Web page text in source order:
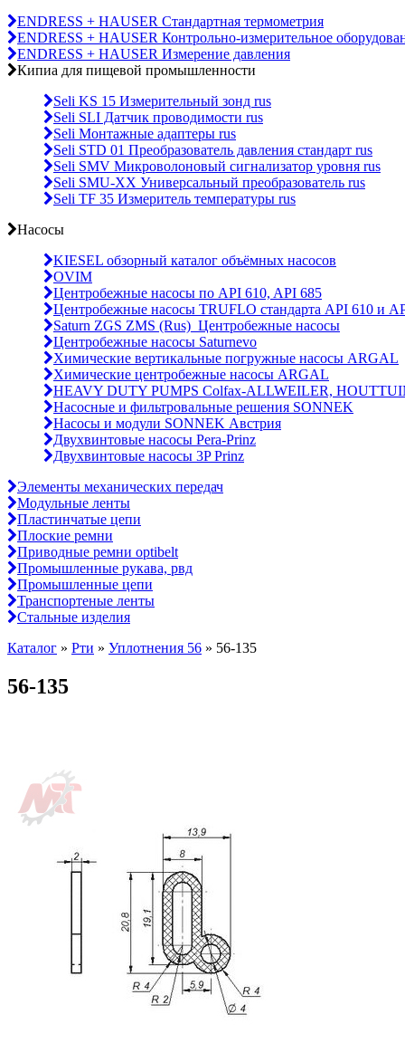
ENDRESS + HAUSER Стандартная термометрия
ENDRESS + HAUSER Контрольно-измерительное
ENDRESS + HAUSER Измерение давления
Кипиа для пищевой промышленности
Seli KS 15 Измерительный зонд rus
Seli SLI Датчик проводимости rus
Seli Монтажные адаптеры rus
Seli STD 01 Преобразователь давления стандарт rus
Seli SMV Микроволоновый сигнализатор уровня rus
Seli SMU-ХХ Универсальный преобразователь rus
Seli TF 35 Измеритель температуры rus
Насосы
KIESEL обзорный каталог объёмных насосов
OVIM
Центробежные насосы по API 610, API 685
Центробежные насосы TRUFLO стандарта API 610 и
Saturn ZGS ZMS (Rus)_Центробежные насосы
Центробежные насосы Saturnevo
Химические вертикальные погружные насосы ARGAL
Химические центробежные насосы ARGAL
HEAVY DUTY PUMPS Colfax-ALLWEILER,
Насосные и фильтровальные решения SONNEK
Насосы и модули SONNEK Австрия
Двухвинтовые насосы Pera-Prinz
Двухвинтовые насосы 3P Prinz
Элементы механических передач
Модульные ленты
Пластинчатые цепи
Плоские ремни
Приводные ремни optibelt
Промышленные рукава, рвд
Промышленные цепи
Транспортеные ленты
Стальные изделия
Каталог » Рти » Уплотнения 56 » 56-135
56-135